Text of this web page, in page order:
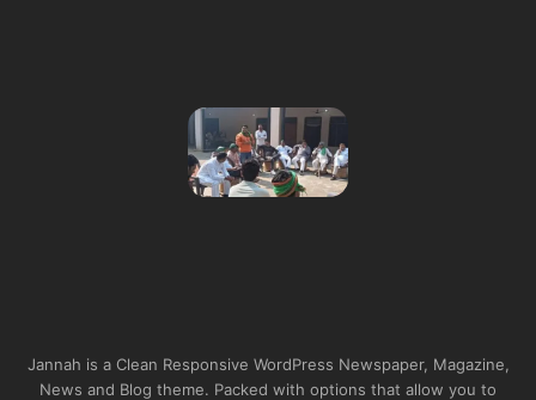
Jannah is a Clean Responsive WordPress Newspaper, Magazine,
News and Blog theme. Packed with options that allow you to